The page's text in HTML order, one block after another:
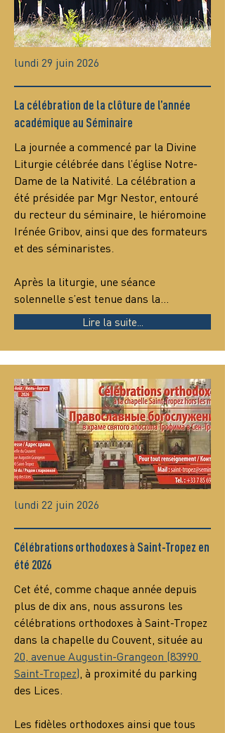
lundi 29 juin 2026
La célébration de la clôture de l’année
académique au Séminaire
La journée a commencé par la Divine
Liturgie célébrée dans l’église Notre-
Dame de la Nativité. La célébration a
été présidée par Mgr Nestor, entouré
du recteur du séminaire, le hiéromoine
Irénée Gribov, ainsi que des formateurs
et des séminaristes.
Après la liturgie, une séance
solennelle s’est tenue dans la…
Lire la suite...
lundi 22 juin 2026
Célébrations orthodoxes à Saint-Tropez en
été 2026
Cet été, comme chaque année depuis
plus de dix ans, nous assurons les
célébrations orthodoxes à Saint-Tropez
dans la chapelle du Couvent, située au
20, avenue Augustin-Grangeon (83990
Saint-Tropez), à proximité du parking
des Lices.
Les fidèles orthodoxes ainsi que tous